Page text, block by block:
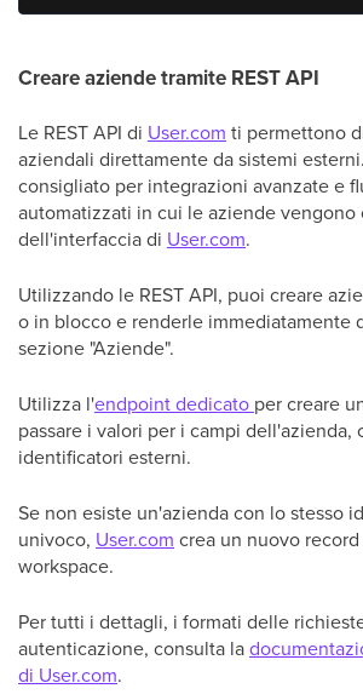
Creare aziende tramite REST API
Le REST API di User.com ti permettono
aziendali direttamente da sistemi
consigliato per integrazioni avanzate e
automatizzati in cui le aziende vengono
dell'interfaccia di User.com.
Utilizzando le REST API, puoi creare
o in blocco e renderle immediatamente
sezione "Aziende".
Utilizza l'endpoint dedicato per creare
passare i valori per i campi dell'azienda,
identificatori esterni.
Se non esiste un'azienda con lo stesso
univoco, User.com crea un nuovo
workspace.
Per tutti i dettagli, i formati delle
autenticazione, consulta la
di User.com.